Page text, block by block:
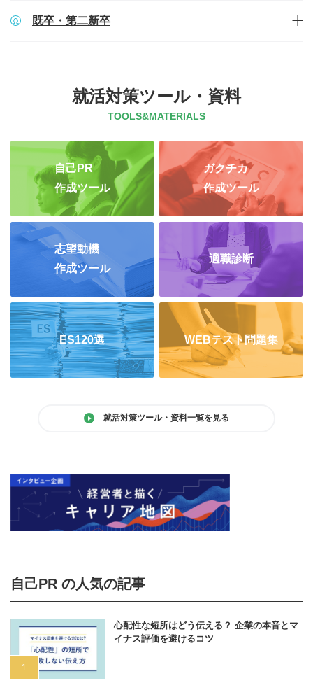
既卒・第二新卒
就活対策ツール・資料
TOOLS&MATERIALS
自己PR
作成ツール
ガクチカ
作成ツール
志望動機
作成ツール
適職診断
ES120選 WEBテスト問題集
就活対策ツール・資料一覧を見る
自己PR の人気の記事
心配性な短所はどう伝える？ 企業の本音とマ
イナス評価を避けるコツ